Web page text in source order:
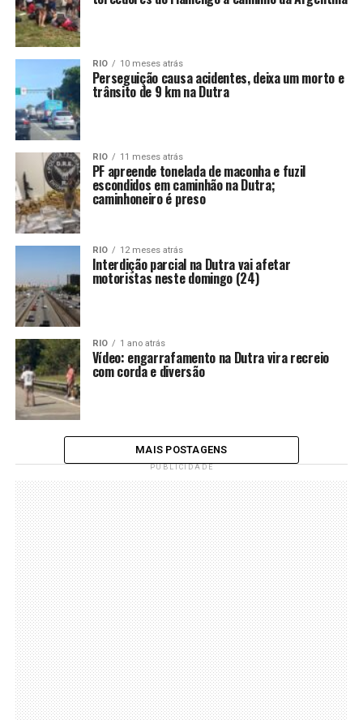
RIO 10 meses atrás
Perseguição causa acidentes, deixa um morto e
trânsito de 9 km na Dutra
RIO 11 meses atrás
PF apreende tonelada de maconha e fuzil
escondidos em caminhão na Dutra;
caminhoneiro é preso
RIO 12 meses atrás
Interdição parcial na Dutra vai afetar
motoristas neste domingo (24)
RIO 1 ano atrás
Vídeo: engarrafamento na Dutra vira recreio
com corda e diversão
MAIS POSTAGENS
PUBLICIDADE